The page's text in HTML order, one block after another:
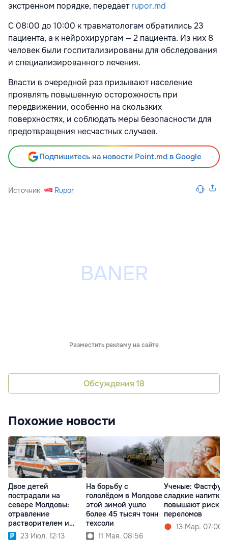
экстренном порядке, передаетrupor.md
С 08:00 до 10:00 к травматологам обратились 23
пациента, а к нейрохирургам — 2 пациента. Из них 8
человек были госпитализированы для обследования
и специализированного лечения.
Власти в очередной раз призывают население
проявлять повышенную осторожность при
передвижении, особенно на скользких
поверхностях, и соблюдать меры безопасности для
предотвращения несчастных случаев.
Подпишитесь на новости Point.md в Google
Источник Rupor
Разместить рекламу на сайте
Обсуждения 18
Похожие новости
Двое детей
пострадали на
севере Молдовы:
отравление
растворителем и
травма бензопилой
23 Июл. 12:13
На борьбу с
гололёдом в Молдове
этой зимой ушло
более 45 тысяч тонн
техсоли
11 Мая. 08:56
Ученые: Фастфуд
сладкие напитки
повышают риск
переломов
13 Мар. 07:00